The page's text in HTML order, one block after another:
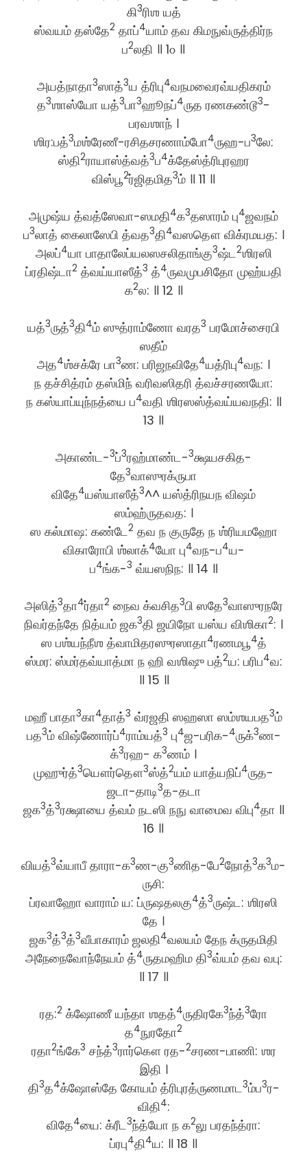
கி3ரிஶ யத்
ஸ்வயம் தஸ்தே2 தாப்4யாம் தவ கிமநுவ்ருத்திர்ந
ப2லதி ॥ 1௦ ॥
அயத்நாதா3ஸாத்3ய த்ரிபு4வநமவைரவ்யதிகரம்
த3ஶாஸ்யோ யத்3பா3ஹூநப்4ருத ரணகண்டூ3-
பரவஶாந் ।
ஶிர:பத்3மஶ்ரேணீ-ரசிதசரணாம்போ4ருஹ-ப3லே:
ஸ்தி2ராயாஸ்த்வத்3ப4க்தேஸ்த்ரிபுரஹர
விஸ்பூ2ர்ஜிதமித3ம் ॥ 11 ॥
அமுஷ்ய த்வத்ஸேவா-ஸமதி4க3தஸாரம் பு4ஜவநம்
ப3லாத் கைலாஸேபி த்வத3தி4வஸதௌ விக்ரமயத: ।
அலப்4யா பாதாலேப்யலஸசலிதாங்கு3ஷ்ட2ஶிரஸி
ப்ரதிஷ்டா2 த்வய்யாஸீத்3 த்4ருவமுபசிதோ முஹ்யதி
க2ல: ॥ 12 ॥
யத்3ருத்3தி4ம் ஸுத்ராம்ணோ வரத3 பரமோச்சைரபி
ஸதீம்
அத4ஶ்சக்ரே பா3ண: பரிஜநவிதே4யத்ரிபு4வந: ।
ந தச்சித்ரம் தஸ்மிந் வரிவஸிதரி த்வச்சரணயோ:
ந கஸ்யாப்யுந்நத்யை ப4வதி ஶிரஸஸ்த்வய்யவநதி: ॥
13 ॥
அகாண்ட-3ப்3ரஹ்மாண்ட-3க்ஷயசகித-
தே3வாஸுரக்ருபா
விதே4யஸ்யாஸீத்3^^ யஸ்த்ரிநயந விஷம்
ஸம்ஹ்ருதவத: ।
ஸ கல்மாஷ: கண்டே2 தவ ந குருதே ந ஶ்ரியமஹோ
விகாரோபி ஶ்லாக்4யோ பு4வந-ப4ய-
ப4ங்க-3 வ்யஸநிந: ॥ 14 ॥
அஸித்3தா4ர்தா2 நைவ க்வசித3பி ஸதே3வாஸுரநரே
நிவர்தந்தே நித்யம் ஜக3தி ஜயிநோ யஸ்ய விஶிகா2: ।
ஸ பஶ்யந்நீஶ த்வாமிதரஸுரஸாதா4ரணமபூ4த்
ஸ்மர: ஸ்மர்தவ்யாத்மா ந ஹி வஶிஷு பத்2ய: பரிப4வ:
॥ 15 ॥
மஹீ பாதா3கா4தாத்3 வ்ரஜதி ஸஹஸா ஸம்ஶயபத3ம்
பத3ம் விஷ்ணோர்ப்4ராம்யத்3 பு4ஜ-பரிக-4ருக்3ண-
க்3ரஹ- க3ணம் ।
முஹுர்த்3யௌர்தௌ3ஸ்த்2யம் யாத்யநிப்4ருத-
ஜடா-தாடி3த-தடா
ஜக3த்3ரக்ஷாயை த்வம் நடஸி நநு வாமைவ விபு4தா ॥
16 ॥
வியத்3வ்யாபீ தாரா-க3ண-கு3ணித-பே2நோத்3க3ம-
ருசி:
ப்ரவாஹோ வாராம் ய: ப்ருஷதலகு4த்3ருஷ்ட: ஶிரஸி
தே ।
ஜக3த்3த்3வீபாகாரம் ஜலதி4வலயம் தேந க்ருதமிதி
அநேநைவோந்நேயம் த்4ருதமஹிம தி3வ்யம் தவ வபு:
॥ 17 ॥
ரத:2 க்ஷோணீ யந்தா ஶதத்4ருதிரகே3ந்த்3ரோ
த4நுரதோ2
ரதா2ங்கே3 சந்த்3ரார்கௌ ரத-2சரண-பாணி: ஶர
இதி ।
தி3த4க்ஷோஸ்தே கோயம் த்ரிபுரத்ருணமாட3ம்ப3ர-
விதி4:
விதே4யை: க்ரீட3ந்த்யோ ந க2லு பரதந்த்ரா:
ப்ரபு4தி4ய: ॥ 18 ॥